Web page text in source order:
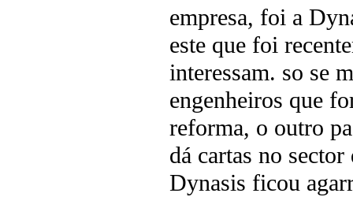
empresa, foi a
este que foi
interessam. so se
engenheiros que
reforma, o outro
dá cartas no
Dynasis ficou